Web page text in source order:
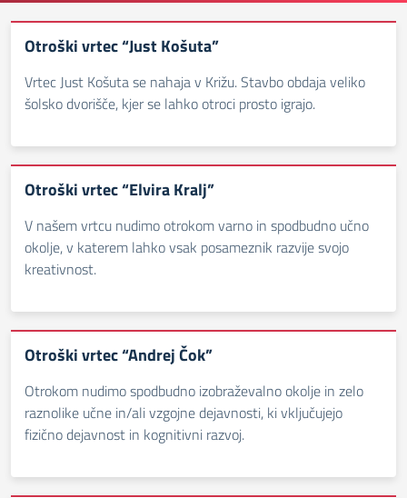
Otroški vrtec “Just Košuta”
Vrtec Just Košuta se nahaja v Križu. Stavbo obdaja veliko
šolsko dvorišče, kjer se lahko otroci prosto igrajo.
Otroški vrtec “Elvira Kralj”
V našem vrtcu nudimo otrokom varno in spodbudno učno
okolje, v katerem lahko vsak posameznik razvije svojo
kreativnost.
Otroški vrtec “Andrej Čok”
Otrokom nudimo spodbudno izobraževalno okolje in zelo
raznolike učne in/ali vzgojne dejavnosti, ki vključujejo
fizično dejavnost in kognitivni razvoj.